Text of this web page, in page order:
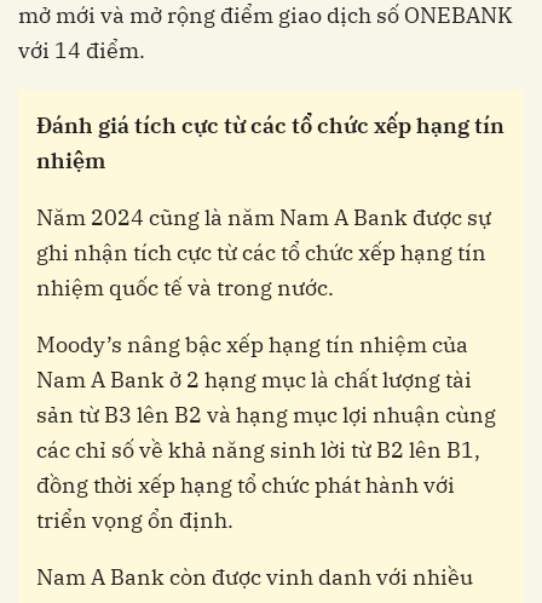
mở mới và mở rộng điểm giao dịch số ONEBANK
với 14 điểm.
Đánh giá tích cực từ các tổ chức xếp hạng tín
nhiệm
Năm 2024 cũng là năm Nam A Bank được sự
ghi nhận tích cực từ các tổ chức xếp hạng tín
nhiệm quốc tế và trong nước.
Moody’s nâng bậc xếp hạng tín nhiệm của
Nam A Bank ở 2 hạng mục là chất lượng tài
sản từ B3 lên B2 và hạng mục lợi nhuận cùng
các chỉ số về khả năng sinh lời từ B2 lên B1,
đồng thời xếp hạng tổ chức phát hành với
triển vọng ổn định.
Nam A Bank còn được vinh danh với nhiều